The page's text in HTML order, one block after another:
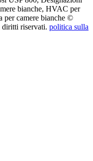
bianche, HVAC per
per camere bianche ©
riservati. politica sulla